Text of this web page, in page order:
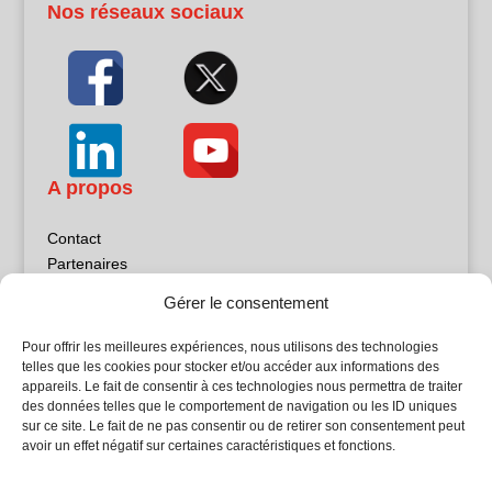
Gérer le consentement
Pour offrir les meilleures expériences, nous utilisons des technologies
telles que les cookies pour stocker et/ou accéder aux informations des
appareils. Le fait de consentir à ces technologies nous permettra de traiter
des données telles que le comportement de navigation ou les ID uniques
sur ce site. Le fait de ne pas consentir ou de retirer son consentement peut
avoir un effet négatif sur certaines caractéristiques et fonctions.
Nos réseaux sociaux
A propos
Contact
Partenaires
Politique de confidentialité
Sites partenaires
5Façades
Atrium Patrimoine